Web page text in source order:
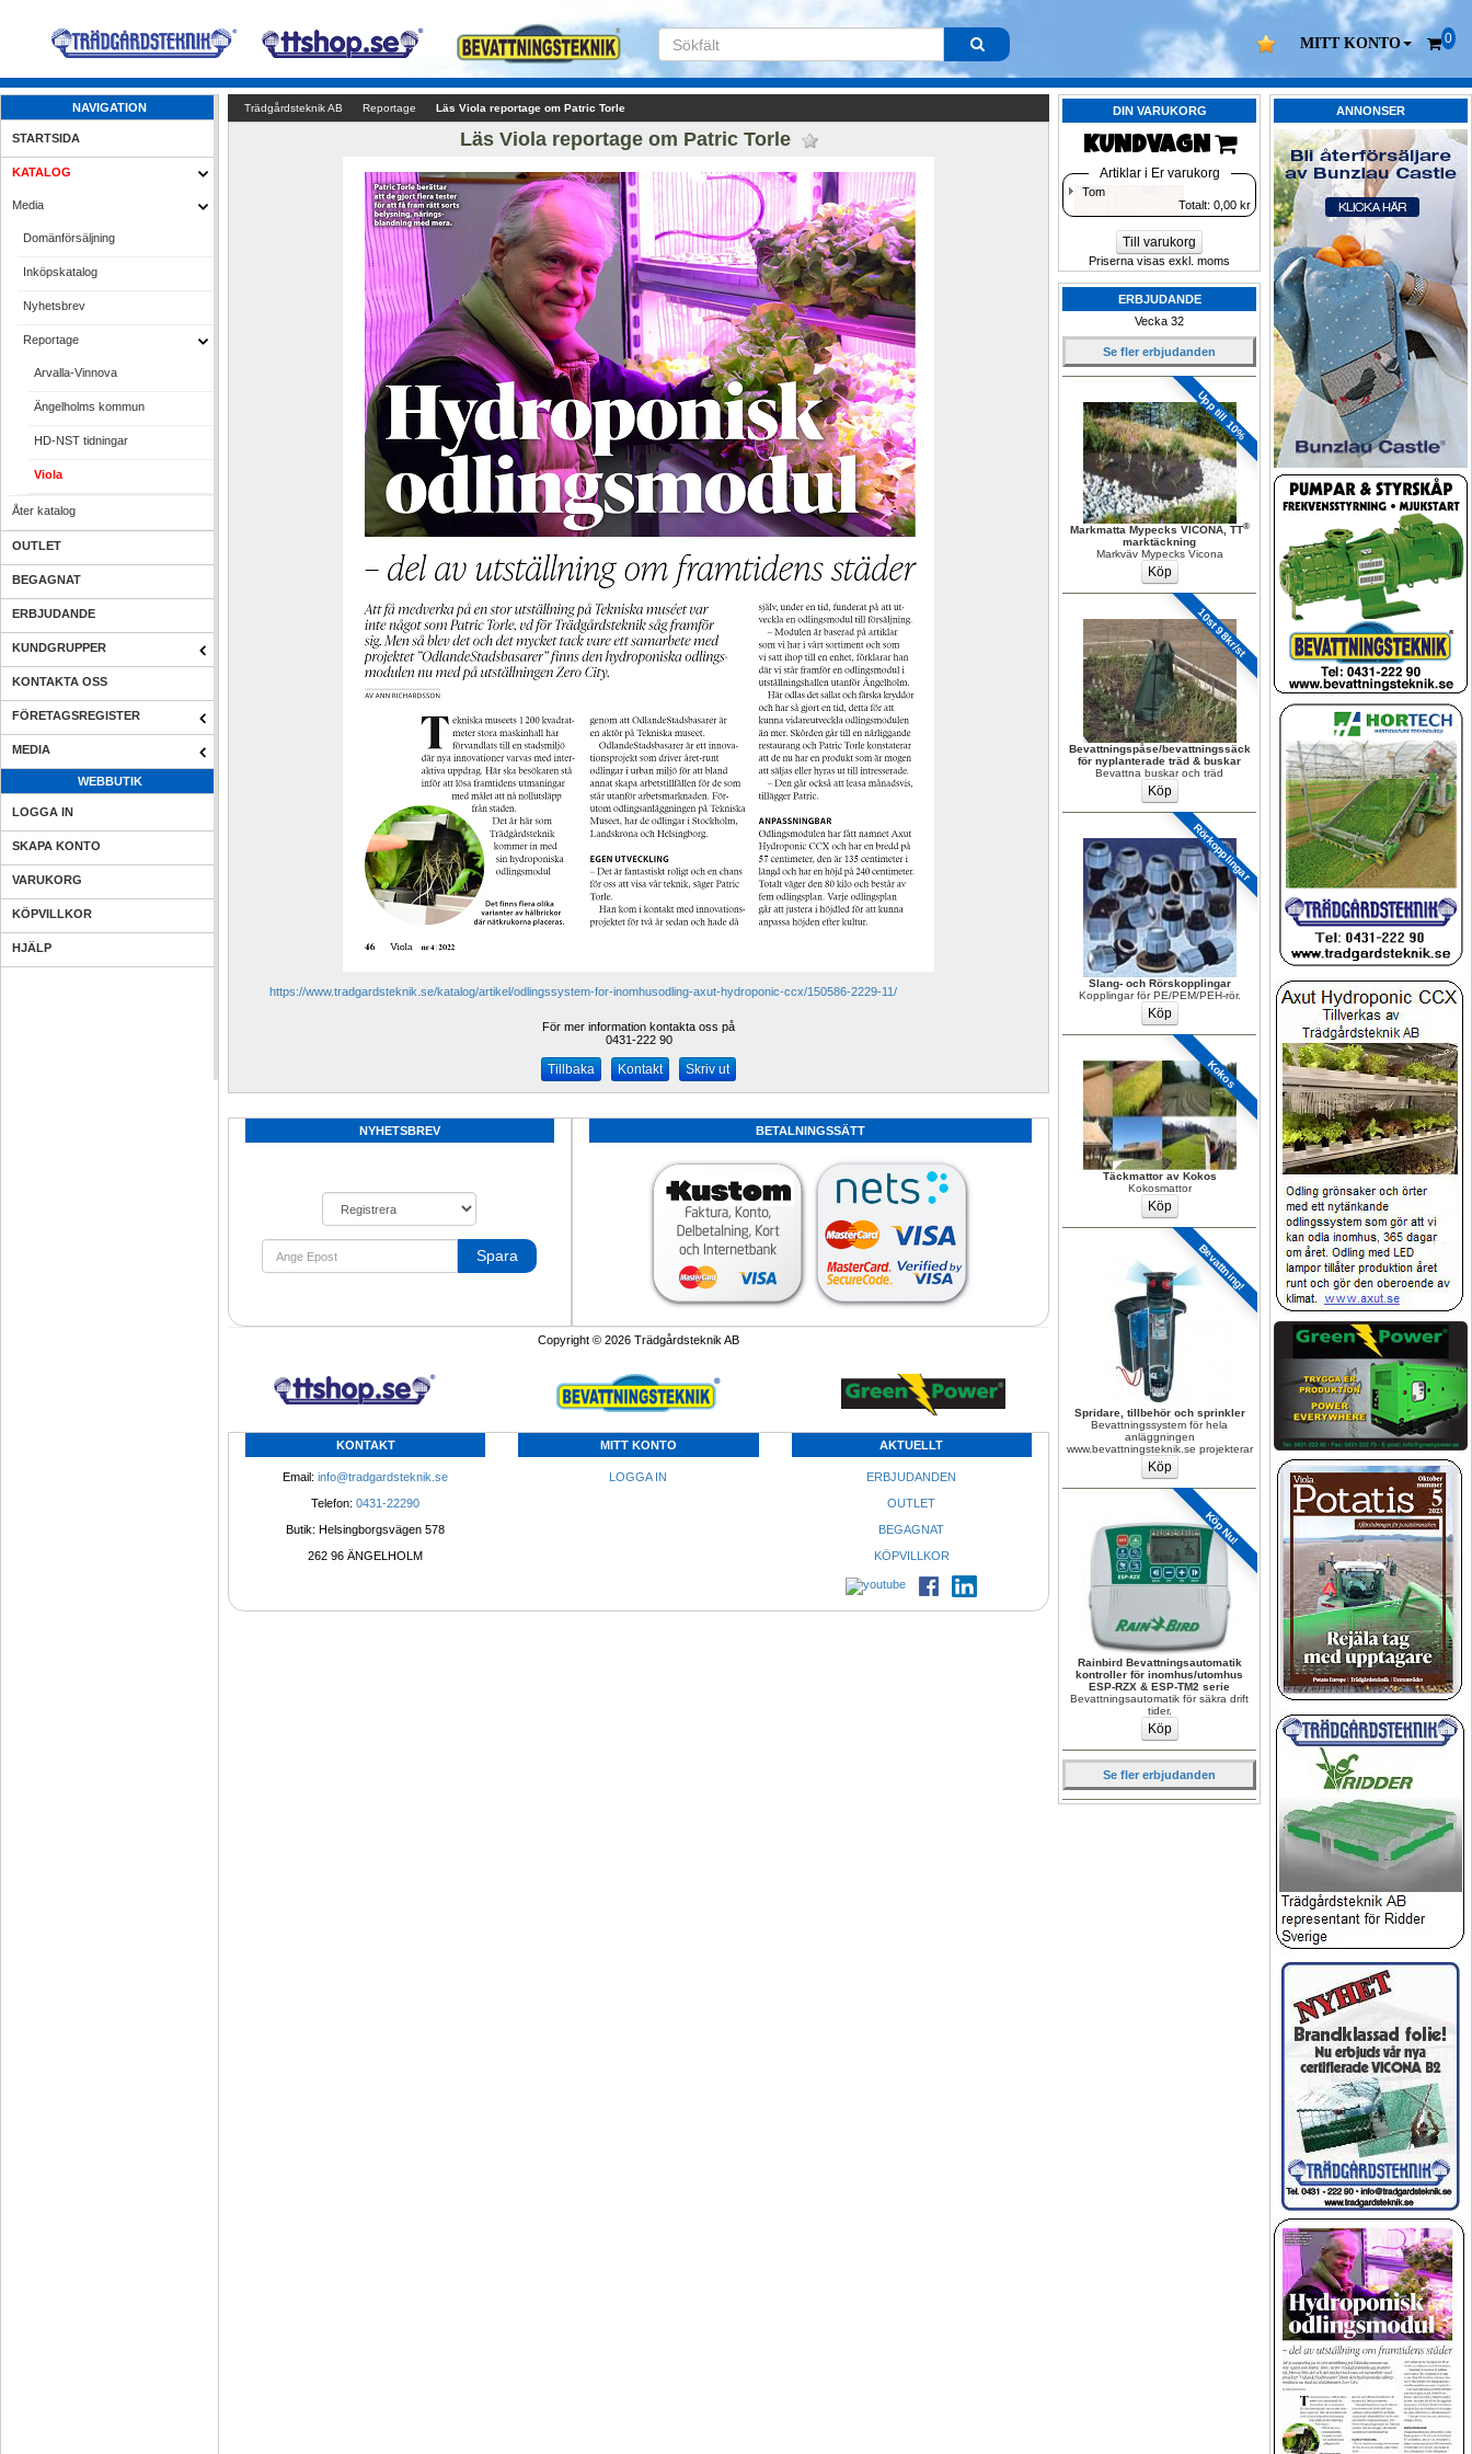
MITT KONTO 0
NAVIGATION
STARTSIDA
KATALOG
Media
Domänförsäljning
Inköpskatalog
Nyhetsbrev
Reportage
Arvalla-Vinnova
Ängelholms kommun
HD-NST tidningar
Viola
Åter katalog
OUTLET
BEGAGNAT
ERBJUDANDE
KUNDGRUPPER
KONTAKTA OSS
FÖRETAGSREGISTER
MEDIA
WEBBUTIK
LOGGA IN
SKAPA KONTO
VARUKORG
KÖPVILLKOR
HJÄLP
ANNONSER
DIN VARUKORG
KUNDVAGN
Artiklar i Er varukorg
Tom
Totalt: 0,00 kr
Till varukorg
Priserna visas exkl. moms
ERBJUDANDE
Vecka 32
Se fler erbjudanden
Upp till 10%
Markmatta Mypecks VICONA, TT®
marktäckning
Markväv Mypecks Vicona
10st 98kr/st
Bevattningspåse/bevattningssäck
för nyplanterade träd & buskar
Bevattna buskar och träd
Rörkopplingar
Slang- och Rörskopplingar
Kopplingar för PE/PEM/PEH-rör.
Kokos
Täckmattor av Kokos
Kokosmattor
Bevattning!
Spridare, tillbehör och sprinkler
Bevattningssystem för hela
anläggningen
www.bevattningsteknik.se projekterar
Köp Nu!
Rainbird Bevattningsautomatik
kontroller för inomhus/utomhus
ESP-RZX & ESP-TM2 serie
Bevattningsautomatik för säkra drift
tider.
Se fler erbjudanden
Trädgårdsteknik AB Reportage Läs Viola reportage om Patric Torle
Läs Viola reportage om Patric Torle
https://www.tradgardsteknik.se/katalog/artikel/odlingssystem-for-inomhusodling-axut-hydroponic-ccx/150586-2229-11/
För mer information kontakta oss på
0431-222 90
Kontakt Skriv ut
NYHETSBREV
Spara
BETALNINGSSÄTT
Copyright © 2026 Trädgårdsteknik AB
KONTAKT
Email: info@tradgardsteknik.se
Telefon: 0431-22290
Butik: Helsingborgsvägen 578
262 96 ÄNGELHOLM
MITT KONTO
LOGGA IN
AKTUELLT
ERBJUDANDEN
OUTLET
BEGAGNAT
KÖPVILLKOR